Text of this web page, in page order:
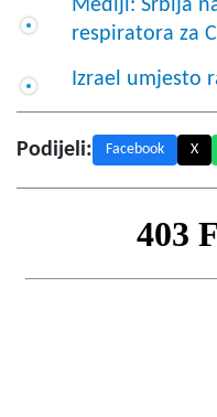
Mediji: Srbija
respiratora za
Izrael umjesto
Podijeli: Facebook X